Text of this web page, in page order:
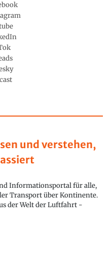
und verstehen,
Informationsportal für alle,
Transport über Kontinente.
der Welt der Luftfahrt -